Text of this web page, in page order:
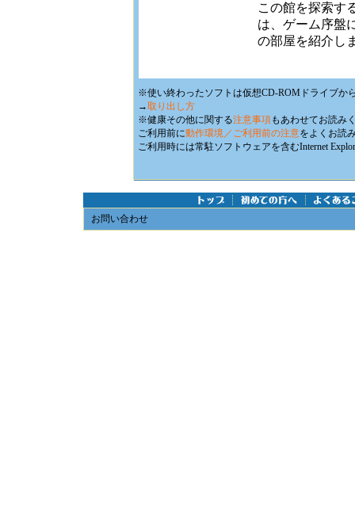
この館を探索す
は、ゲーム序盤
の部屋を紹介し
※使い終わったソフトは仮想CD-ROMドライブか
→取り出し方
※健康その他に関する注意事項もあわせてお読み
ご利用前に動作環境／ご利用前の注意をよくお読
ご利用時には常駐ソフトウェアを含むInternet
お問い合わせ